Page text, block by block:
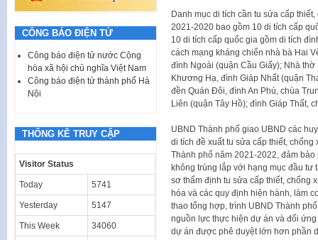
Danh mục di tích cần tu sửa cấp
2021-2020 bao gồm 10 di tích cấp
10 di tích cấp quốc gia gồm di tích
cách mạng kháng chiến nhà bà Hai
đình Ngoài (quận Cầu Giấy); Nhà
Khương Hạ, đình Giáp Nhất (quận
đền Quán Đôi, đình An Phú, chùa
Liên (quận Tây Hồ); đình Giáp Thất,
UBND Thành phố giao UBND các
di tích đề xuất tu sửa cấp thiết,
Thành phố năm 2021-2022, đảm
không trùng lắp với hạng mục đầu tư
sơ thẩm định tu sửa cấp thiết, chống
hóa và các quy định hiện hành, làm
thao tổng hợp, trình UBND Thành
nguồn lực thực hiện dự án và đối
dự án được phê duyệt lớn hơn phần
CÔNG BÁO ĐIỆN TỬ
Công báo điện tử nước Cộng
hòa xã hội chủ nghĩa Việt Nam
Công báo điện tử thành phố Hà
Nội
THỐNG KÊ TRUY CẬP
Visitor Status
Today 5741
Yesterday 5147
This Week 34060